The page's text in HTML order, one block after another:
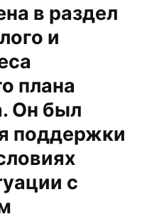
в раздел
и
плана
Он был
поддержки
с